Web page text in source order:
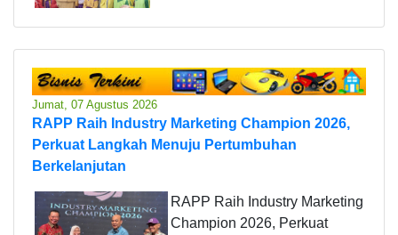
Jumat, 07 Agustus 2026
RAPP Raih Industry Marketing Champion 2026,
Perkuat Langkah Menuju Pertumbuhan
Berkelanjutan
RAPP Raih Industry Marketing
Champion 2026, Perkuat